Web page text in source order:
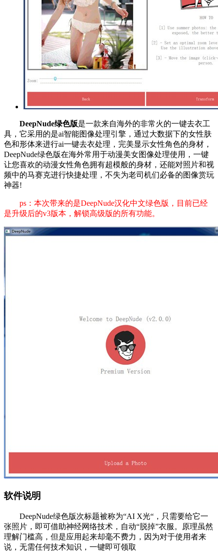
DeepNude绿色版是一款来自海外的非常火的一键去衣工
具，它采用的是ai智能图像处理引擎，通过大数据下的女性肤
色和形体来进行ai一键去衣处理，完美显示女性角色的身材，
DeepNude绿色版在海外常用于动漫美女图像处理使用，一键
让您喜欢的动漫女性角色拥有超模般的身材，还能对照片和视
频中的马赛克进行快捷处理，不失为老司机们必备的图像赏玩
神器!
ps：本次带来的是DeepNude汉化中文绿色版，目前已经
是升级后的v3版本，解锁高级版的所有功能。
软件说明
DeepNude绿色版次标题被称为“AI X光“，只需要给它一
张照片，即可借助神经网络技术，自动“脱掉”衣服。原理虽然
理解门槛高，但是应用起来却毫不费力，因为对于使用者来
说，无需任何技术知识，一键即可领取